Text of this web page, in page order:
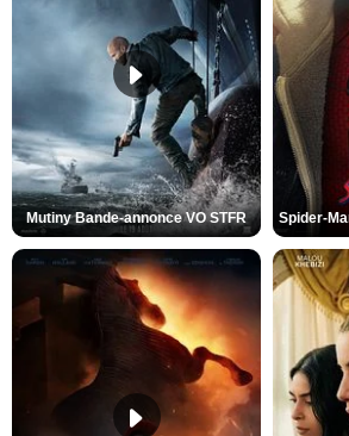
Mutiny Bande-annonce VO STFR